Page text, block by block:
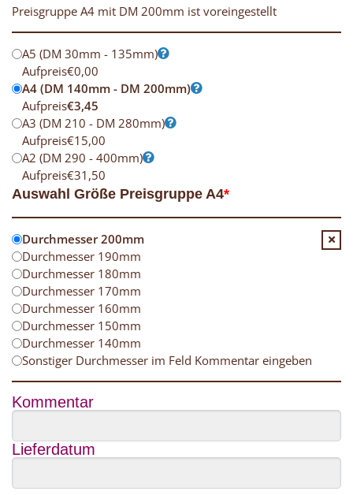
Preisgruppe A4 mit DM 200mm ist voreingestellt
A5 (DM 30mm - 135mm)
Aufpreis€0,00
A4 (DM 140mm - DM 200mm)
Aufpreis€3,45
A3 (DM 210 - DM 280mm)
Aufpreis€15,00
A2 (DM 290 - 400mm)
Aufpreis€31,50
*
Auswahl Größe Preisgruppe A4
Durchmesser 200mm
Durchmesser 190mm
Durchmesser 180mm
Durchmesser 170mm
Durchmesser 160mm
Durchmesser 150mm
Durchmesser 140mm
Sonstiger Durchmesser im Feld Kommentar eingeben
Kommentar
Lieferdatum